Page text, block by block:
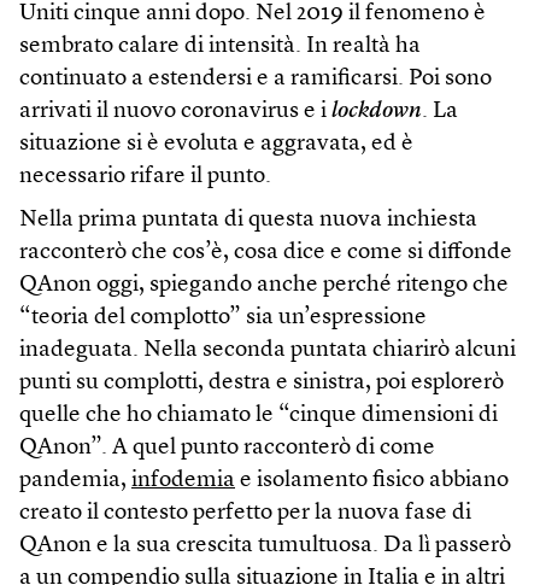
Uniti cinque anni dopo. Nel 2019 il fenomeno è
sembrato calare di intensità. In realtà ha
continuato a estendersi e a ramificarsi. Poi sono
arrivati il nuovo coronavirus e i lockdown. La
situazione si è evoluta e aggravata, ed è
necessario rifare il punto.
Nella prima puntata di questa nuova inchiesta
racconterò che cos’è, cosa dice e come si diffonde
QAnon oggi, spiegando anche perché ritengo che
“teoria del complotto” sia un’espressione
inadeguata. Nella seconda puntata chiarirò alcuni
punti su complotti, destra e sinistra, poi esplorerò
quelle che ho chiamato le “cinque dimensioni di
QAnon”. A quel punto racconterò di come
pandemia, infodemia e isolamento fisico abbiano
creato il contesto perfetto per la nuova fase di
QAnon e la sua crescita tumultuosa. Da lì passerò
a un compendio sulla situazione in Italia e in altri